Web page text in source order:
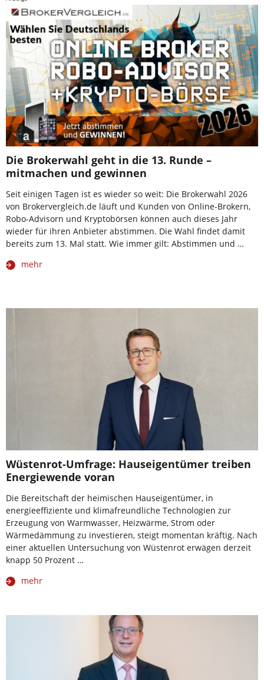
Die Brokerwahl geht in die 13. Runde –
mitmachen und gewinnen
Seit einigen Tagen ist es wieder so weit: Die Brokerwahl 2026
von Brokervergleich.de läuft und Kunden von Online-Brokern,
Robo-Advisorn und Kryptobörsen können auch dieses Jahr
wieder für ihren Anbieter abstimmen. Die Wahl findet damit
bereits zum 13. Mal statt. Wie immer gilt: Abstimmen und …
mehr
Wüstenrot-Umfrage: Hauseigentümer treiben
Energiewende voran
Die Bereitschaft der heimischen Hauseigentümer, in
energieeffiziente und klimafreundliche Technologien zur
Erzeugung von Warmwasser, Heizwärme, Strom oder
Wärmedämmung zu investieren, steigt momentan kräftig. Nach
einer aktuellen Untersuchung von Wüstenrot erwägen derzeit
knapp 50 Prozent …
mehr